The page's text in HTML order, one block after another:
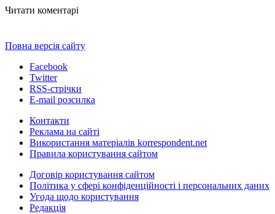
Читати коментарі
Повна версія сайту
Facebook
Twitter
RSS-стрічки
E-mail розсилка
Контакти
Реклама на сайті
Використання матеріалів korrespondent.net
Правила користування сайтом
Договір користування сайтом
Політика у сфері конфіденційності і персональних даних
Угода щодо користування
Редакція